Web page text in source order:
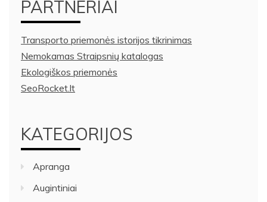
PARTNERIAI
Transporto priemonės istorijos tikrinimas
Nemokamas Straipsnių katalogas
Ekologiškos priemonės
SeoRocket.lt
KATEGORIJOS
Apranga
Augintiniai